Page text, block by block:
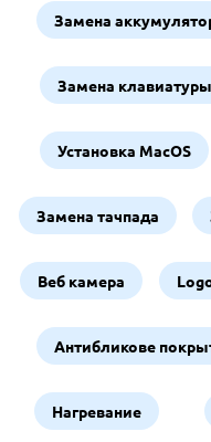
Замена
Замена клавиатуры
Установка MacOS
Замена тачпада
Веб камера
Антибликове
Нагревание